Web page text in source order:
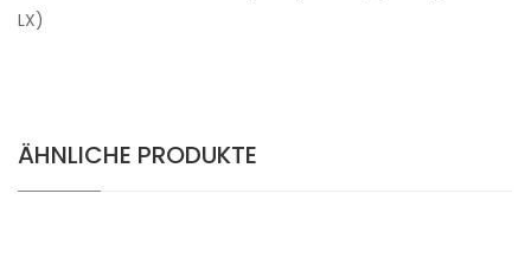
LX)
ÄHNLICHE PRODUKTE